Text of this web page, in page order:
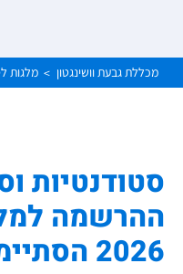
מכללת גבעת וושינגטון > מלגות
סטודנטיות
ההרשמה
2026 הסתיימה!